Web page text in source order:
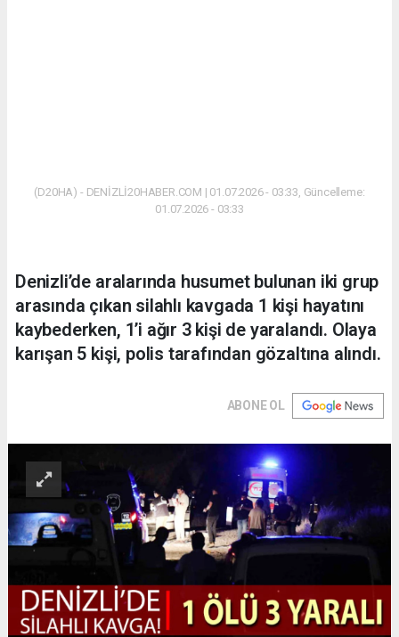
(D20HA) - DENİZLİ20HABER.COM | 01.07.2026 - 03:33, Güncelleme:
01.07.2026 - 03:33
Denizli’de aralarında husumet bulunan iki grup
arasında çıkan silahlı kavgada 1 kişi hayatını
kaybederken, 1’i ağır 3 kişi de yaralandı. Olaya
karışan 5 kişi, polis tarafından gözaltına alındı.
ABONE OL